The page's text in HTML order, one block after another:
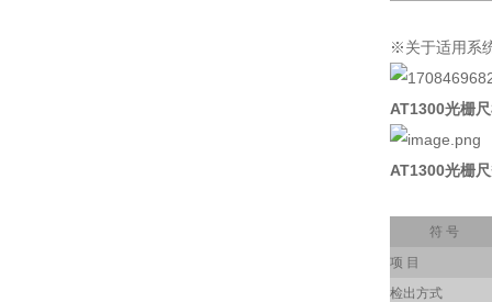
※关于适用系
AT1300光栅尺
AT1300光栅尺
符 号
项 目
检出方式